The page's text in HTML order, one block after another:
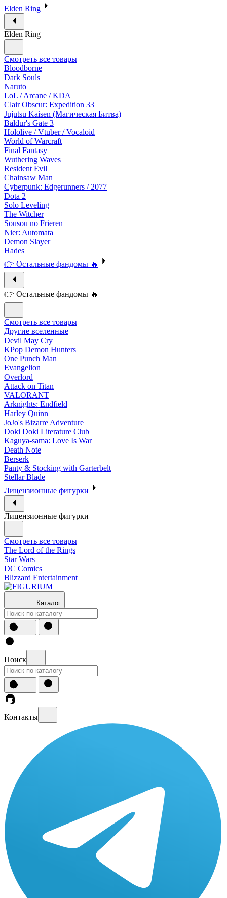
Elden Ring
Elden Ring
Смотреть все товары
Bloodborne
Dark Souls
Naruto
LoL / Arcane / KDA
Clair Obscur: Expedition 33
Jujutsu Kaisen (Магическая Битва)
Baldur's Gate 3
Hololive / Vtuber / Vocaloid
World of Warcraft
Final Fantasy
Wuthering Waves
Resident Evil
Chainsaw Man
Cyberpunk: Edgerunners / 2077
Dota 2
Solo Leveling
The Witcher
Sousou no Frieren
Nier: Automata
Demon Slayer
Hades
👉 Остальные фандомы 🔥
👉 Остальные фандомы 🔥
Смотреть все товары
Другие вселенные
Devil May Cry
KPop Demon Hunters
One Punch Man
Evangelion
Overlord
Attack on Titan
VALORANT
Arknights: Endfield
Harley Quinn
JoJo's Bizarre Adventure
Doki Doki Literature Club
Kaguya-sama: Love Is War
Death Note
Berserk
Panty & Stocking with Garterbelt
Stellar Blade
Лицензионные фигурки
Лицензионные фигурки
Смотреть все товары
The Lord of the Rings
Star Wars
DC Comics
Blizzard Entertainment
Каталог
Поиск
Контакты